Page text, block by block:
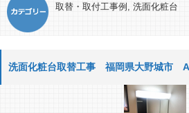
取替・取付工事例 , 洗面化粧台
洗面化粧台取替工事 福岡県大野城市